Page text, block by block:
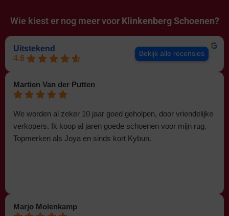
Wie kiest er nog meer voor Klinkenberg Schoenen?
Uitstekend
4.6
Bekijk alle recensies
Martien Van der Putten
We worden al zeker 10 jaar goed geholpen, door vriendelijke
verkopers. Ik koop al jaren goede schoenen voor mijn rug.
Topmerken als Joya en sinds kort Kybun.
Marjo Molenkamp